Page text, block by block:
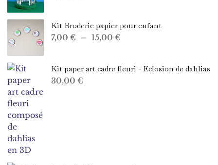
Kit Broderie papier pour enfant
7,00 € – 15,00 €
7,00 €
Kit paper art cadre fleuri - Eclosion de dahlias
30,00 €